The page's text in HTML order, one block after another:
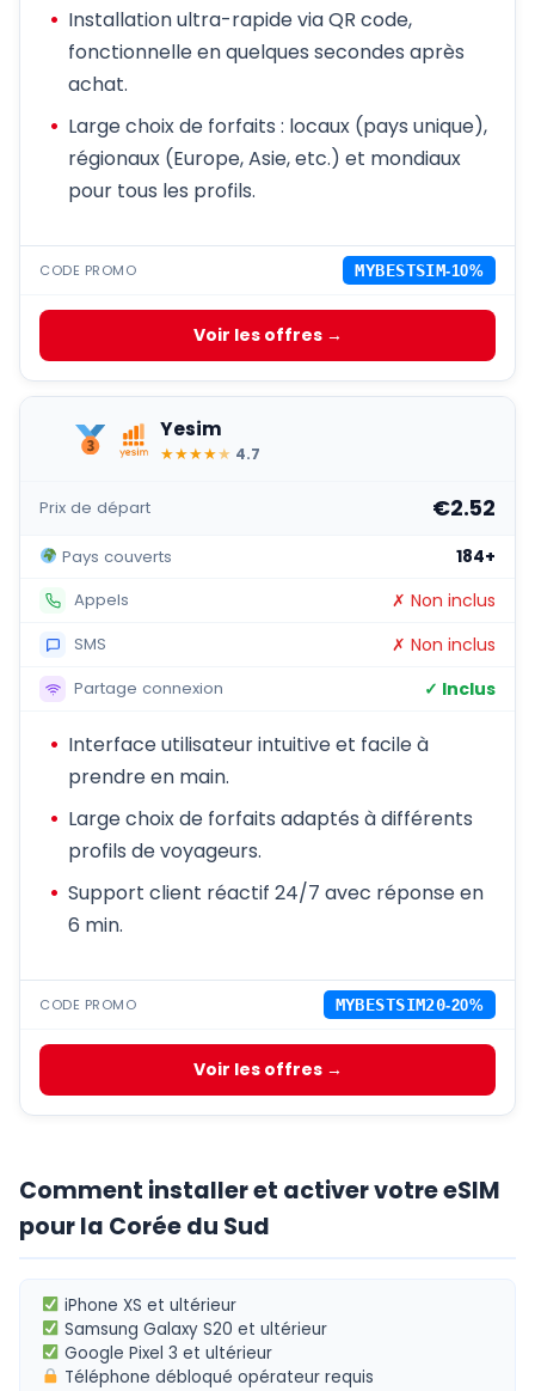
Installation ultra-rapide via QR code,
fonctionnelle en quelques secondes après
achat.
Large choix de forfaits : locaux (pays unique),
régionaux (Europe, Asie, etc.) et mondiaux
pour tous les profils.
CODE PROMO MYBESTSIM-10%
Voir les offres →
Yesim
★★★★★ 4.7
Prix de départ €2.52
Pays couverts 184+
Appels ✗ Non inclus
SMS ✗ Non inclus
Partage connexion ✓ Inclus
Interface utilisateur intuitive et facile à
prendre en main.
Large choix de forfaits adaptés à différents
profils de voyageurs.
Support client réactif 24/7 avec réponse en
6 min.
CODE PROMO MYBESTSIM20-20%
Voir les offres →
Comment installer et activer votre eSIM
pour la Corée du Sud
iPhone XS et ultérieur
Samsung Galaxy S20 et ultérieur
Google Pixel 3 et ultérieur
Téléphonedébloqué opérateur requis